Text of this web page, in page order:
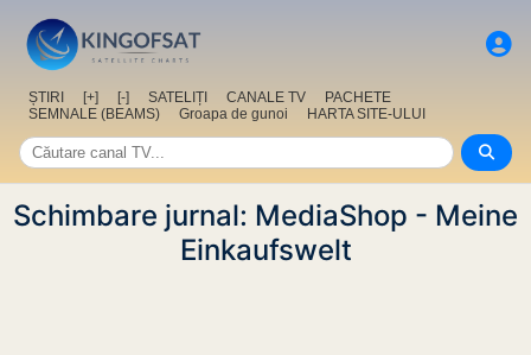
ȘTIRI [+] [-] SATELIȚI CANALE TV
PACHETE
SEMNALE (BEAMS)
Groapa de gunoi HARTA SITE-ULUI
Schimbare jurnal: MediaShop - Meine
Einkaufswelt